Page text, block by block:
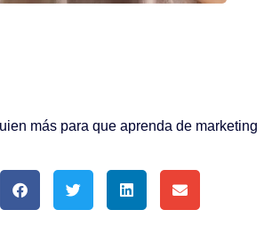
más para que aprenda de marketing